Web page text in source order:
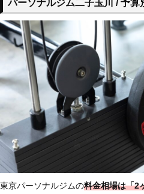
パーソナルジム二子玉川 / 予算
東京パーソナルジムの料金相場は「2